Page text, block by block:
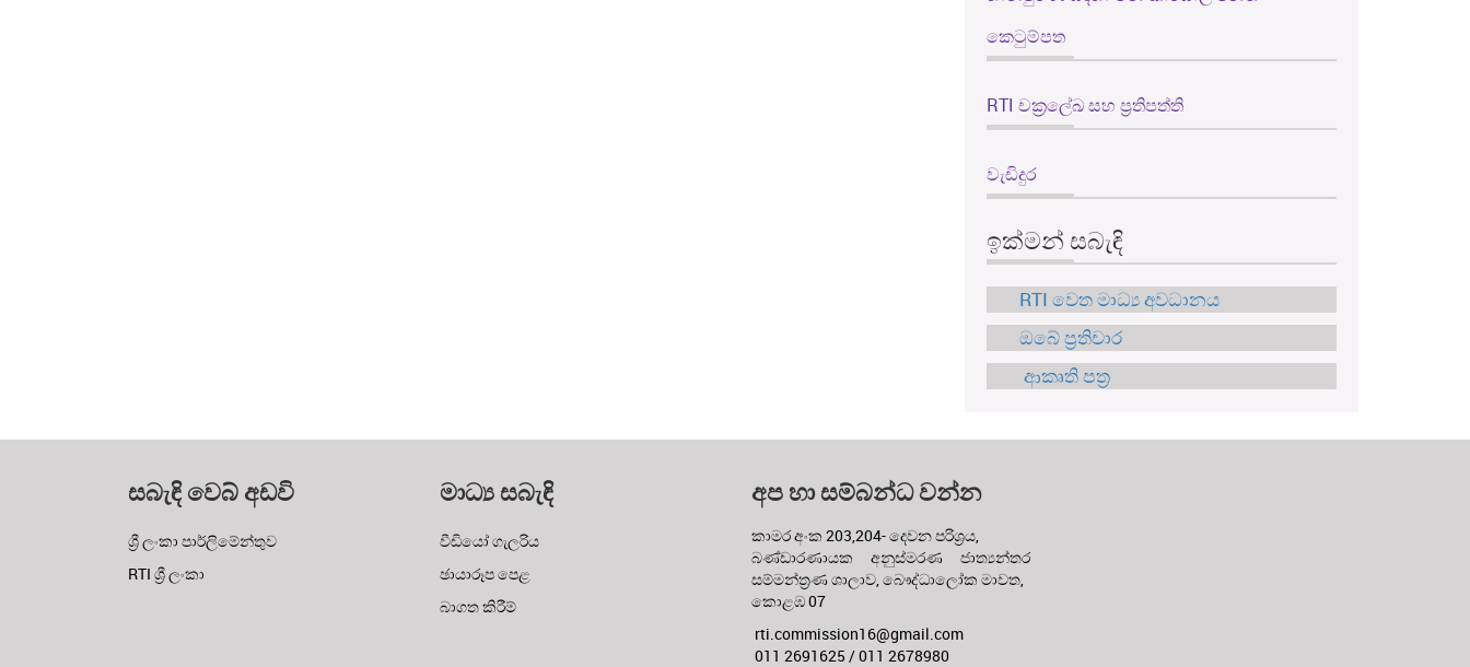
කෙටුම්පත
RTI චක්‍රලේඛ සහ ප්‍රතිපත්ති
වැඩිදුර
ඉක්මන් සබැඳි
RTI වෙත මාධ්‍ය අවධානය
ඔබේ ප්‍රතිචාර
ආකෘති පත්‍ර
සබැඳි වෙබ් අඩවි
ශ්‍රී ලංකා පාර්ලිමේන්තුව
RTI ශ්‍රී ලංකා
මාධ්‍ය සබැඳි
වීඩියෝ ගැලරිය
ඡායාරූප පෙළ
බාගත කිරීම්
අප හා සම්බන්ධ වන්න
කාමර අංක 203,204- දෙවන පරිශ්‍රය,
බණ්ඩාරණායක අනුස්මරණ ජාත්‍යන්තර
සම්මන්ත්‍රණ ශාලාව, බෞද්ධාලෝක මාවත,
කොළඹ 07
rti.commission16@gmail.com
011 2691625 / 011 2678980